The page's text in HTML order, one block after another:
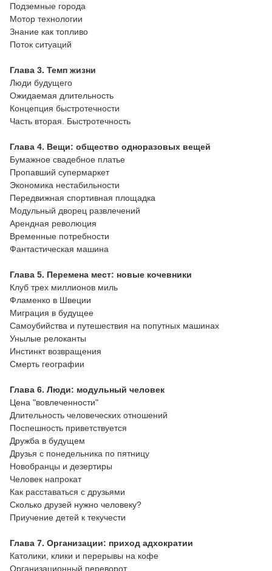
Подземные города
Мотор технологии
Знание как топливо
Поток ситуаций
Глава 3. Темп жизни
Люди будущего
Ожидаемая длительность
Концепция быстротечности
Часть вторая. Быстротечность
Глава 4. Вещи: общество одноразовых вещей
Бумажное свадебное платье
Пропавший супермаркет
Экономика нестабильности
Передвижная спортивная площадка
Модульный дворец развлечений
Арендная революция
Временные потребности
Фантастическая машина
Глава 5. Перемена мест: новые кочевники
Клуб трех миллионов миль
Фламенко в Швеции
Миграция в будущее
Самоубийства и путешествия на попутных машинах
Унылые релоканты
Инстинкт возвращения
Смерть географии
Глава 6. Люди: модульный человек
Цена "вовлеченности"
Длительность человеческих отношений
Поспешность приветствуется
Дружба в будущем
Друзья с понедельника по пятницу
Новобранцы и дезертиры
Человек напрокат
Как расставаться с друзьями
Сколько друзей нужно человеку?
Приучение детей к текучести
Глава 7. Организации: приход адхократии
Католики, клики и перерывы на кофе
Организационный переворот